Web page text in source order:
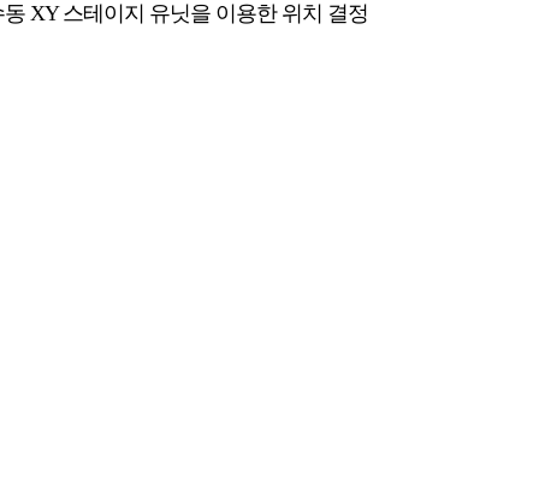
동 XY 스테이지 유닛을 이용한 위치 결정